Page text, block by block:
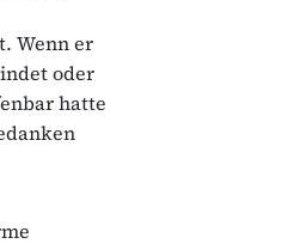
Wenn er
oder
hatte